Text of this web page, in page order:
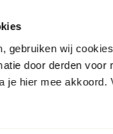
gebruiken wij
door derden voor
je hier mee akkoord.
We